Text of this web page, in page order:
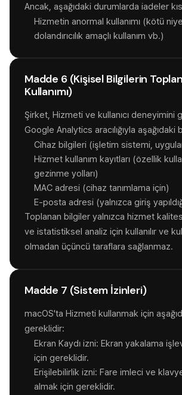
Ancak, aşağıdaki durumlarda iadeler
Hizmetin anormal kullanımı (kötü
dolandırıcılık amaçlı kullanım vb.)
Madde 6 (Kişisel Bilgilerin
Kullanımı)
Şirket, Hizmeti ve kullanıcı deneyimini
Google Analytics aracılığıyla aşağıdaki
Cihaz bilgileri (işletim sistemi,
Hizmet kullanım kayıtları (özellik
gezinme yolları)
MAC adresi (cihaz tanımlama için)
E-posta adresi (yalnızca giriş
Toplanan bilgiler yalnızca hizmet
ve istatistiksel analiz için kullanılır ve
olmadan üçüncü taraflara sağlanmaz.
Madde 7 (Sistem İzinleri)
macOS'ta Hizmeti kullanmak için
gereklidir:
Ekran Kaydı izni: Ekran yakalama
için gereklidir.
Erişilebilirlik izni: Fare imleci ve
almak için gereklidir.